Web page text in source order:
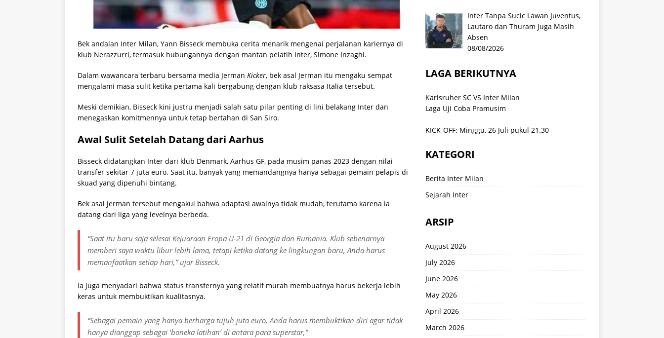
Bek andalan Inter Milan, Yann Bisseck membuka cerita menarik mengenai perjalanan kariernya di
klub Nerazzurri, termasuk hubungannya dengan mantan pelatih Inter, Simone Inzaghi.
Dalam wawancara terbaru bersama media Jerman Kicker, bek asal Jerman itu mengaku sempat
mengalami masa sulit ketika pertama kali bergabung dengan klub raksasa Italia tersebut.
Meski demikian, Bisseck kini justru menjadi salah satu pilar penting di lini belakang Inter dan
menegaskan komitmennya untuk tetap bertahan di San Siro.
Awal Sulit Setelah Datang dari Aarhus
Bisseck didatangkan Inter dari klub Denmark, Aarhus GF, pada musim panas 2023 dengan nilai
transfer sekitar 7 juta euro. Saat itu, banyak yang memandangnya hanya sebagai pemain pelapis di
skuad yang dipenuhi bintang.
Bek asal Jerman tersebut mengakui bahwa adaptasi awalnya tidak mudah, terutama karena ia
datang dari liga yang levelnya berbeda.
“Saat itu baru saja selesai Kejuaraan Eropa U-21 di Georgia dan Rumania. Klub sebenarnya
memberi saya waktu libur lebih lama, tetapi ketika datang ke lingkungan baru, Anda harus
memanfaatkan setiap hari,” ujar Bisseck.
Ia juga menyadari bahwa status transfernya yang relatif murah membuatnya harus bekerja lebih
keras untuk membuktikan kualitasnya.
“Sebagai pemain yang hanya berharga tujuh juta euro, Anda harus membuktikan diri agar tidak
hanya dianggap sebagai ‘boneka latihan’ di antara para superstar,”
Inter Tanpa Sucic Lawan Juventus,
Lautaro dan Thuram Juga Masih
Absen
08/08/2026
LAGA BERIKUTNYA
Karlsruher SC VS Inter Milan
Laga Uji Coba Pramusim
KICK-OFF: Minggu, 26 Juli pukul 21.30
KATEGORI
Berita Inter Milan
Sejarah Inter
ARSIP
August 2026
July 2026
June 2026
May 2026
April 2026
March 2026